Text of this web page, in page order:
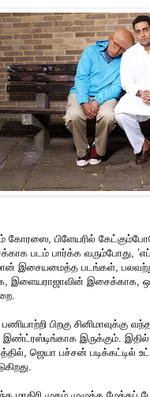
கோரஸை, பிளேயரில்
படம் பார்க்க வரும்போது,
இசையமைத்த படங்கள்,
இளையராஜாவின் இசைக்காக,
பிறகு
இருக்கும். இதில்,
ஜெயா பச்சன் படிக்கட்டில்